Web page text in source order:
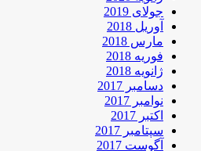
جولای 2019
آوریل 2018
مارس 2018
فوریه 2018
ژانویه 2018
دسامبر 2017
نوامبر 2017
اکتبر 2017
سپتامبر 2017
آگوست 2017